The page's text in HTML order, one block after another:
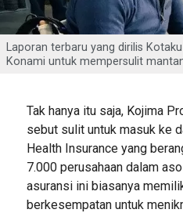
Laporan terbaru yang dirilis
Konami untuk mempersulit
Tak hanya itu saja, Kojima
sebut sulit untuk masuk ke
Health Insurance yang
7.000 perusahaan dalam
asuransi ini biasanya
berkesempatan untuk